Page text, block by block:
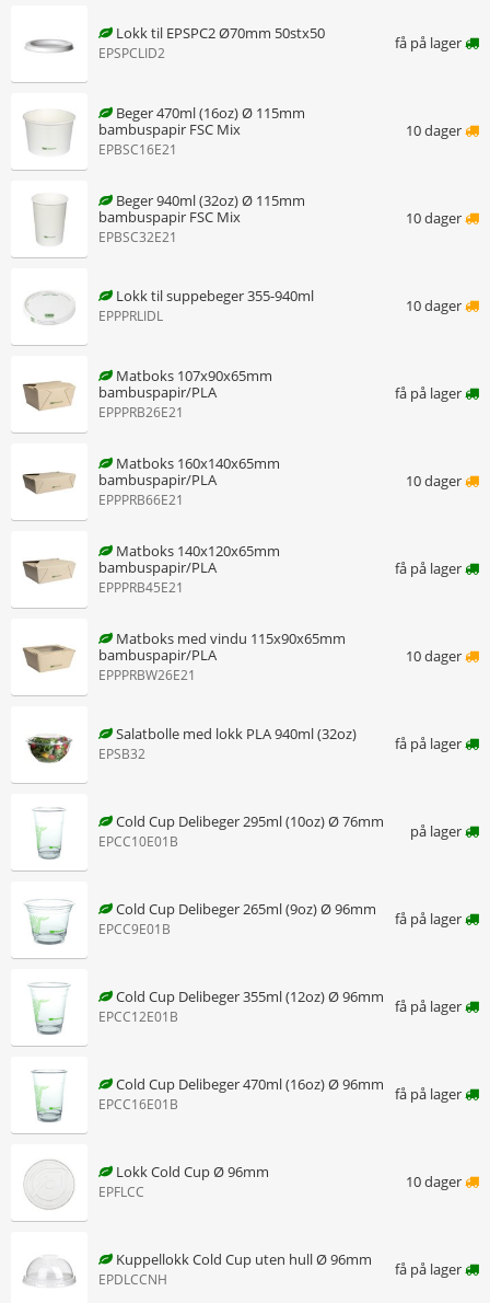
Lokk til EPSPC2 Ø70mm 50stx50
EPSPCLID2
få på lager
Beger 470ml (16oz) Ø 115mm
bambuspapir FSC Mix
EPBSC16E21
10 dager
Beger 940ml (32oz) Ø 115mm
bambuspapir FSC Mix
EPBSC32E21
10 dager
Lokk til suppebeger 355-940ml
EPPPRLIDL
10 dager
Matboks 107x90x65mm
bambuspapir/PLA
EPPPRB26E21
få på lager
Matboks 160x140x65mm
bambuspapir/PLA
EPPPRB66E21
10 dager
Matboks 140x120x65mm
bambuspapir/PLA
EPPPRB45E21
få på lager
Matboks med vindu 115x90x65mm
bambuspapir/PLA
EPPPRBW26E21
10 dager
Salatbolle med lokk PLA 940ml (32oz)
EPSB32
få på lager
Cold Cup Delibeger 295ml (10oz) Ø 76mm
EPCC10E01B
på lager
Cold Cup Delibeger 265ml (9oz) Ø 96mm
EPCC9E01B
få på lager
Cold Cup Delibeger 355ml (12oz) Ø 96mm
EPCC12E01B
få på lager
Cold Cup Delibeger 470ml (16oz) Ø 96mm
EPCC16E01B
få på lager
Lokk Cold Cup Ø 96mm
EPFLCC
10 dager
Kuppellokk Cold Cup uten hull Ø 96mm
EPDLCCNH
få på lager